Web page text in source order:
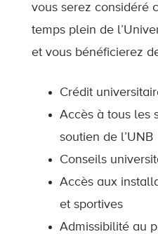
vous serez considéré
temps plein de
et vous bénéficierez
Crédit
Accès à tous les
soutien de l’UNB
Conseils
Accès aux
et sportives
Admissibilité au